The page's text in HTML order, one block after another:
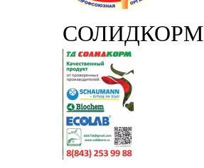
СОЛИДКОРМ